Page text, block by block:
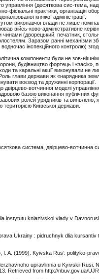
управління (десяткова сис-тема,
фіскальні практики, організація
княжої адміністрації.
виконавчої влади не лише
війсь-ково-адміністративне
чинами (дворецький, печатник,
Заразом ранні механізми
інспекційного контролю)
компоненти були не зов-
будівництво фортець і
та каральні акції виконували
глави держави як «нарядника
воєвод та дружинні корпорації.
двірцево-вотчинної моделі
базою виконання публічних
ролей урядників та виявлено,
територією Київської держави.
система, двірцево-вотчинна
instytutu kniazivskoi vlady v
Ukrainy : pidruchnyk dlia kursantiv
A. (1999). Kyivska Rus’: polityko-
upravlinnia u Kyivskii Rusi.
Retrieved from http://nbuv.gov.ua/